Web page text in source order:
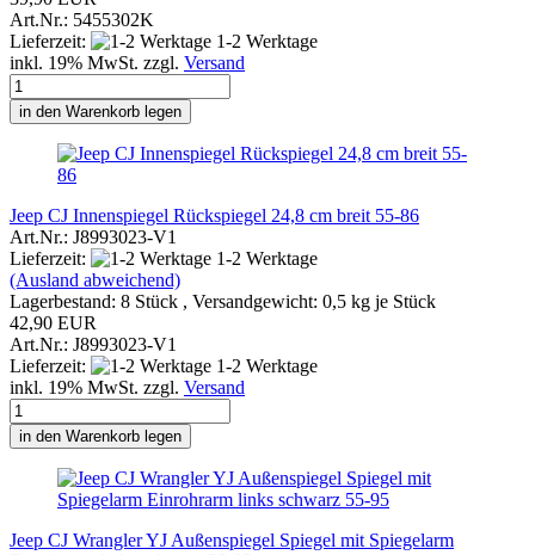
Art.Nr.: 5455302K
Lieferzeit:
1-2 Werktage
inkl. 19% MwSt. zzgl. Versand
in den Warenkorb legen
Jeep CJ Innenspiegel Rückspiegel 24,8 cm breit 55-86
Art.Nr.: J8993023-V1
Lieferzeit:
1-2 Werktage
(Ausland abweichend)
Lagerbestand: 8 Stück , Versandgewicht: 0,5 kg je Stück
42,90 EUR
Art.Nr.: J8993023-V1
Lieferzeit:
1-2 Werktage
inkl. 19% MwSt. zzgl. Versand
in den Warenkorb legen
Jeep CJ Wrangler YJ Außenspiegel Spiegel mit Spiegelarm